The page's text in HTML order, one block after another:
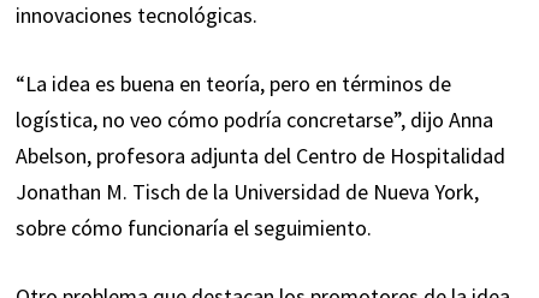
innovaciones tecnológicas.
“La idea es buena en teoría, pero en términos de
logística, no veo cómo podría concretarse”, dijo Anna
Abelson, profesora adjunta del Centro de Hospitalidad
Jonathan M. Tisch de la Universidad de Nueva York,
sobre cómo funcionaría el seguimiento.